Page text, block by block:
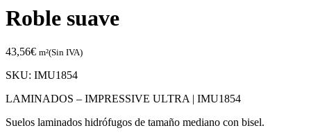
Roble suave
43,56€ m²(Sin IVA)
SKU: IMU1854
LAMINADOS – IMPRESSIVE ULTRA | IMU1854
Suelos laminados hidrófugos de tamaño mediano con bisel.